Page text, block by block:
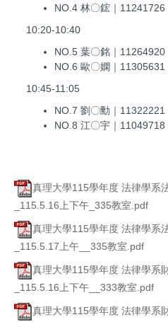
NO.4 林〇鋐｜11241726
10:20-10:40
NO.5 葉〇銘｜11264920
NO.6 歐〇嫻｜11305631
10:45-11:05
NO.7 劉〇勳｜11322221
NO.8 江〇宇｜11049718
真理大學115學年度 法律學系
_115.5.16上下午_335教室.pdf
真理大學115學年度 法律學系
_115.5.17上午__335教室.pdf
真理大學115學年度 法律學系
_115.5.16上下午__333教室.pdf
真理大學115學年度 法律學系